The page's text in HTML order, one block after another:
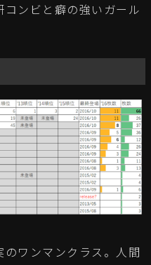
ンビと癖の強いガール
ワンマンクラス。人間